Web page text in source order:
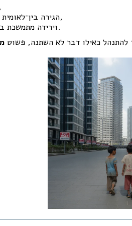
העמקת העוני,
הגירה בין־לאומית שלילית חריגה,
וירידה מתמשכת בשיעור הילודה.
להתנהל כאילו דבר לא השתנה, פשוט